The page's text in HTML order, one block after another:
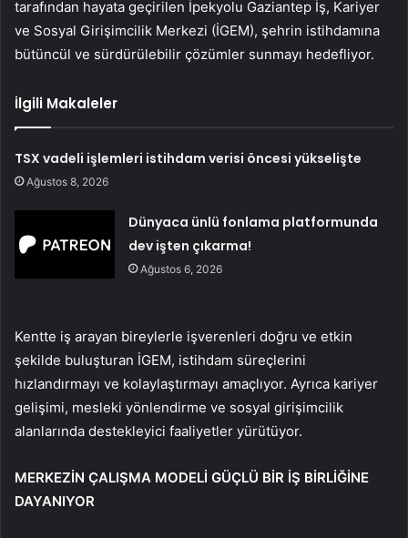
tarafından hayata geçirilen İpekyolu Gaziantep İş, Kariyer
ve Sosyal Girişimcilik Merkezi (İGEM), şehrin istihdamına
bütüncül ve sürdürülebilir çözümler sunmayı hedefliyor.
İlgili Makaleler
TSX vadeli işlemleri istihdam verisi öncesi yükselişte
Ağustos 8, 2026
Dünyaca ünlü fonlama platformunda
dev işten çıkarma!
Ağustos 6, 2026
Kentte iş arayan bireylerle işverenleri doğru ve etkin
şekilde buluşturan İGEM, istihdam süreçlerini
hızlandırmayı ve kolaylaştırmayı amaçlıyor. Ayrıca kariyer
gelişimi, mesleki yönlendirme ve sosyal girişimcilik
alanlarında destekleyici faaliyetler yürütüyor.
MERKEZİN ÇALIŞMA MODELİ GÜÇLÜ BİR İŞ BİRLİĞİNE
DAYANIYOR